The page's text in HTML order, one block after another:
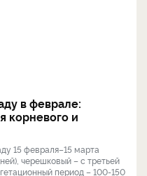
в феврале:
корневого и
15 февраля–15 марта
черешковый – с третьей
период – 100-150